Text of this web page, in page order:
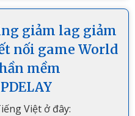
giảm lag giảm
nối game World
mềm
Việt ở đây: